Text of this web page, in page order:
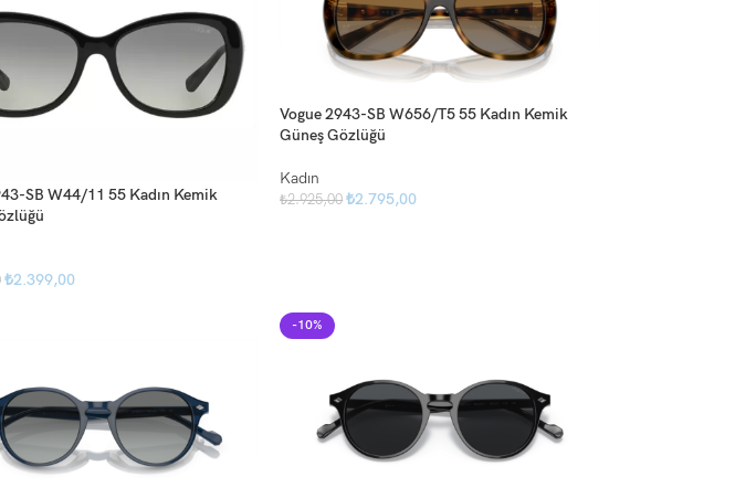
SB W44/11 55 Kadın Kemik
₺2.399,00
Vogue 2943-SB W656/T5 55 Kadın Kemik
Güneş Gözlüğü
Kadın
₺2.925,00 ₺2.795,00
-10%